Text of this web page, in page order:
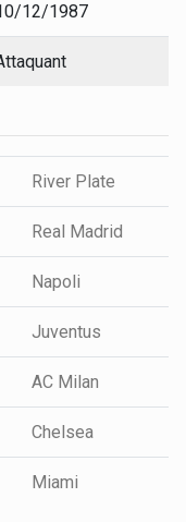
12/1987
River Plate
Real Madrid
Napoli
Juventus
AC Milan
Chelsea
Miami